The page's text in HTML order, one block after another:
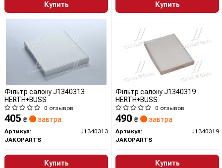
Купить Купить
Фільтр салону J1340313
HERTH+BUSS
0 отзывов
405 ₴ завтра
Артикул:
J1340313
JAKOPARTS
Купить
Фільтр салону J1340319
HERTH+BUSS
0 отзывов
490 ₴ завтра
Артикул:
J1340319
JAKOPARTS
Купить